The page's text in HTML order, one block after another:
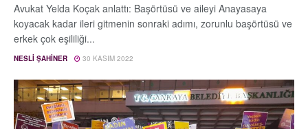
Avukat Yelda Koçak anlattı: Başörtüsü ve aileyi Anayasaya
koyacak kadar ileri gitmenin sonraki adımı, zorunlu başörtüsü ve
erkek çok eşililiği...
NESLI ŞAHINER 30 KASIM 2022